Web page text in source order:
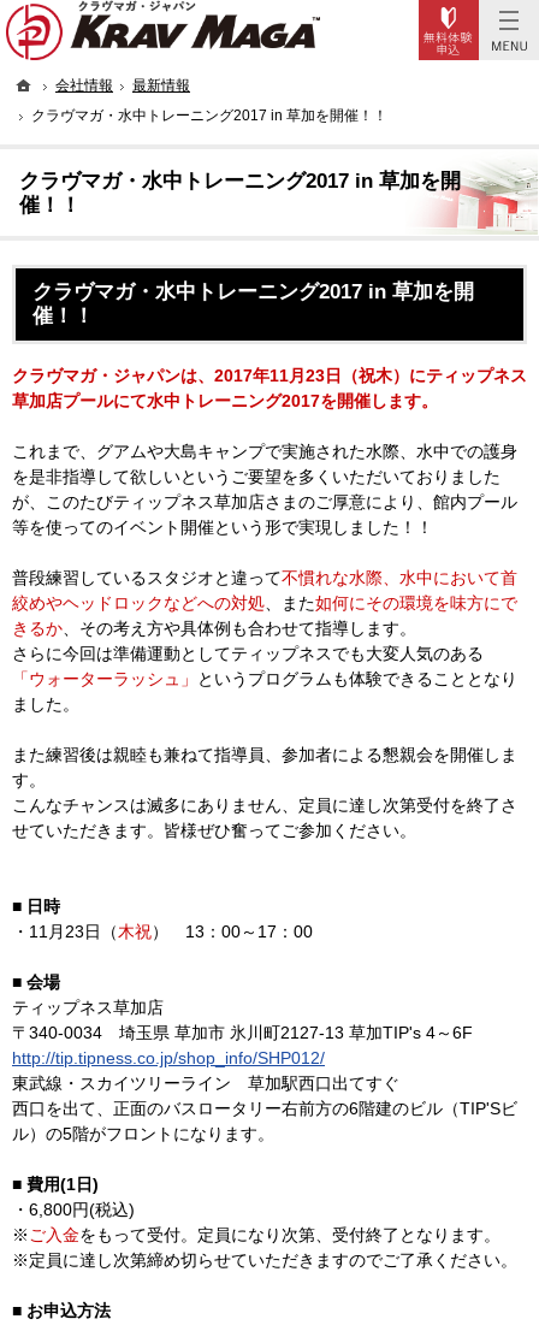
ホーム
会社情報
最新情報
クラヴマガ・水中トレーニング2017 in 草加を開催！！
クラヴマガ・水中トレーニング2017 in 草加を開
催！！
実戦型の護身術。女性に人気のフィットネス・本格的な格闘技ならクラヴマガへ。
女性でも「フィットネス感覚で護身術を習うことができる！」東京・大阪・名古屋の護
クラヴマガ・水中トレーニング2017 in 草加を開
催！！
クラヴマガ・ジャパンは、2017年11月23日（祝木）にティップネス
草加店プールにて水中トレーニング2017を開催します。
これまで、グアムや大島キャンプで実施された水際、水中での護身
を是非指導して欲しいというご要望を多くいただいておりました
が、このたびティップネス草加店さまのご厚意により、館内プール
等を使ってのイベント開催という形で実現しました！！
普段練習しているスタジオと違って不慣れな水際、水中において首
絞めやヘッドロックなどへの対処 、また如何にその環境を味方にで
きるか 、その考え方や具体例も合わせて指導します。
さらに今回は準備運動としてティップネスでも大変人気のある
「ウォーターラッシュ」
というプログラムも体験できることとなり
ました。
また練習後は親睦も兼ねて指導員、参加者による懇親会を開催しま
す。
こんなチャンスは滅多にありません、定員に達し次第受付を終了さ
せていただきます。皆様ぜひ奮ってご参加ください。
■ 日時
・11月23日（木祝） 13：00～17：00
■ 会場
ティップネス草加店
〒340-0034 埼玉県 草加市 氷川町2127-13 草加TIP's 4～6F
http://tip.tipness.co.jp/shop_info/SHP012/
東武線・スカイツリーライン 草加駅西口出てすぐ
西口を出て、正面のバスロータリー右前方の6階建のビル（TIP'Sビ
ル）の5階がフロントになります。
■ 費用(1日)
・6,800円(税込)
※ ご入金をもって受付。定員になり次第、受付終了となります。
※定員に達し次第締め切らせていただきますのでご了承ください。
■ お申込方法